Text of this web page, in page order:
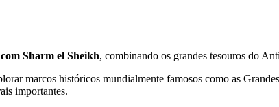
Sharm el Sheikh, combinando os grandes tesouros do
marcos históricos mundialmente famosos como as
importantes.